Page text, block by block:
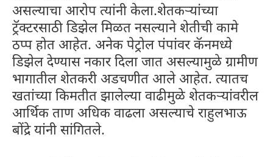
असल्याचा आरोप त्यांनी केला.शेतकऱ्यांच्या
ट्रॅक्टरसाठी डिझेल मिळत नसल्याने शेतीची कामे
ठप्प होत आहेत. अनेक पेट्रोल पंपांवर कॅनमध्ये
डिझेल देण्यास नकार दिला जात असल्यामुळे ग्रामीण
भागातील शेतकरी अडचणीत आले आहेत. त्यातच
खतांच्या किमतीत झालेल्या वाढीमुळे शेतकऱ्यांवरील
आर्थिक ताण अधिक वाढला असल्याचे राहुलभाऊ
बोंद्रे यांनी सांगितले.